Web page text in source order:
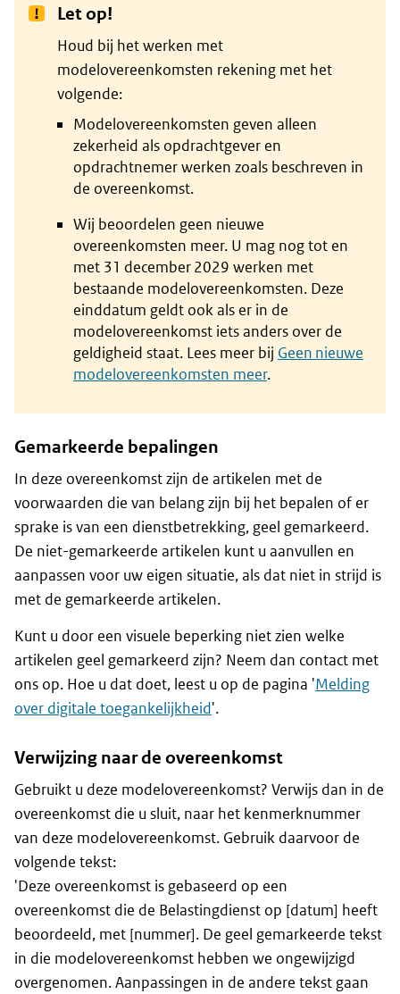
Let op!
Houd bij het werken met
modelovereenkomsten rekening met het
volgende:
Modelovereenkomsten geven alleen
zekerheid als opdrachtgever en
opdrachtnemer werken zoals beschreven in
de overeenkomst.
Wij beoordelen geen nieuwe
overeenkomsten meer. U mag nog tot en
met 31 december 2029 werken met
bestaande modelovereenkomsten. Deze
einddatum geldt ook als er in de
modelovereenkomst iets anders over de
geldigheid staat. Lees meer bij Geen nieuwe
modelovereenkomsten meer.
Gemarkeerde bepalingen
In deze overeenkomst zijn de artikelen met de
voorwaarden die van belang zijn bij het bepalen of er
sprake is van een dienstbetrekking, geel gemarkeerd.
De niet-gemarkeerde artikelen kunt u aanvullen en
aanpassen voor uw eigen situatie, als dat niet in strijd is
met de gemarkeerde artikelen.
Kunt u door een visuele beperking niet zien welke
artikelen geel gemarkeerd zijn? Neem dan contact met
ons op. Hoe u dat doet, leest u op de pagina 'Melding
over digitale toegankelijkheid'.
Verwijzing naar de overeenkomst
Gebruikt u deze modelovereenkomst? Verwijs dan in de
overeenkomst die u sluit, naar het kenmerknummer
van deze modelovereenkomst. Gebruik daarvoor de
volgende tekst:
'Deze overeenkomst is gebaseerd op een
overeenkomst die de Belastingdienst op [datum] heeft
beoordeeld, met [nummer]. De geel gemarkeerde tekst
in die modelovereenkomst hebben we ongewijzigd
overgenomen. Aanpassingen in de andere tekst gaan